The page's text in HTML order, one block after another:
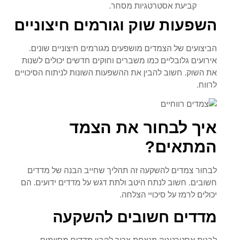
קביעת אסטרטגיות מסחר.
השפעות שוק וגורמים חיצוניים
הביצועים של הצמדים מושפעים מגורמים חיצוניים שונים.
אירועים גלובליים כמו משברים וחוקים חדשים יכולים לשנות
את השוק. חשוב להבין את ההשפעות השונות לניתוח הסיכויים
לרווח.
איך לבחור את הצמד
המתאים?
לבחור צמדים להשקעה זה תהליך שחייב הבנה של מדדים
חשובים. חשוב לנתח היטב ולתת דגש על מדדים ידועים. הם
יכולים לרמז על סיכויי הצלחה.
מדדים חשובים להשקעה